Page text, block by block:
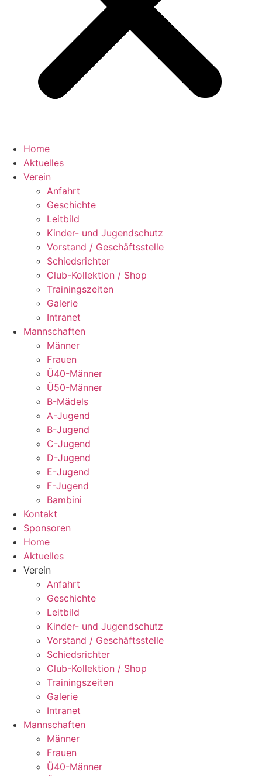
Home
Aktuelles
Verein
Anfahrt
Geschichte
Leitbild
Kinder- und Jugendschutz
Vorstand / Geschäftsstelle
Schiedsrichter
Club-Kollektion / Shop
Trainingszeiten
Galerie
Intranet
Mannschaften
Männer
Frauen
Ü40-Männer
Ü50-Männer
B-Mädels
A-Jugend
B-Jugend
C-Jugend
D-Jugend
E-Jugend
F-Jugend
Bambini
Kontakt
Sponsoren
Home
Aktuelles
Verein
Anfahrt
Geschichte
Leitbild
Kinder- und Jugendschutz
Vorstand / Geschäftsstelle
Schiedsrichter
Club-Kollektion / Shop
Trainingszeiten
Galerie
Intranet
Mannschaften
Männer
Frauen
Ü40-Männer